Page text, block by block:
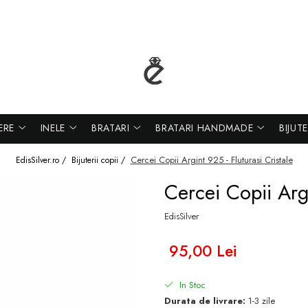
INELE BRATARI BRATARI HANDMADE
EdisSilver.ro / Bijuterii copii / Cercei Copii Argint 925 - Fluturasi Cristale
Cercei Copii
EdisSilver
95,00 Lei
In Stoc
Durata de livrare: 1-3 zile